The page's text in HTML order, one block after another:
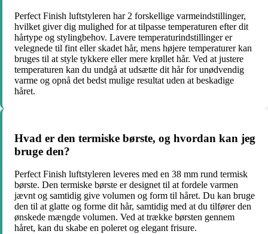
Perfect Finish luftstyleren har 2 forskellige varmeindstillinger,
hvilket giver dig mulighed for at tilpasse temperaturen efter dit
hårtype og stylingbehov. Lavere temperaturindstillinger er
velegnede til fint eller skadet hår, mens højere temperaturer kan
bruges til at style tykkere eller mere krøllet hår. Ved at justere
temperaturen kan du undgå at udsætte dit hår for unødvendig
varme og opnå det bedst mulige resultat uden at beskadige
håret.
Hvad er den termiske børste, og hvordan kan jeg
bruge den?
Perfect Finish luftstyleren leveres med en 38 mm rund termisk
børste. Den termiske børste er designet til at fordele varmen
jævnt og samtidig give volumen og form til håret. Du kan bruge
den til at glatte og forme dit hår, samtidig med at du tilfører den
ønskede mængde volumen. Ved at trække børsten gennem
håret, kan du skabe en poleret og elegant frisure.